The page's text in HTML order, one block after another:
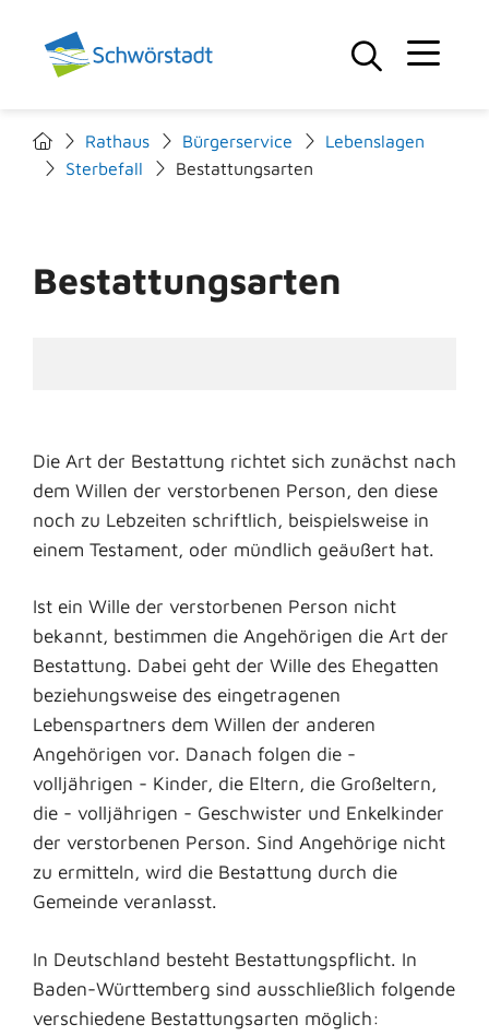
Rathaus Bürgerservice
Lebenslagen
Sterbefall
Bestattungsarten
Bestattungsarten
Die Art der Bestattung richtet sich zunächst nach
dem Willen der verstorbenen Person, den diese
noch zu Lebzeiten schriftlich, beispielsweise in
einem Testament, oder mündlich geäußert hat.
Ist ein Wille der verstorbenen Person nicht
bekannt, bestimmen die Angehörigen die Art der
Bestattung. Dabei geht der Wille des Ehegatten
beziehungsweise des eingetragenen
Lebenspartners dem Willen der anderen
Angehörigen vor. Danach folgen die -
volljährigen - Kinder, die Eltern, die Großeltern,
die - volljährigen - Geschwister und Enkelkinder
der verstorbenen Person. Sind Angehörige nicht
zu ermitteln, wird die Bestattung durch die
Gemeinde veranlasst.
In Deutschland besteht Bestattungspflicht. In
Baden-Württemberg sind ausschließlich folgende
verschiedene Bestattungsarten möglich: